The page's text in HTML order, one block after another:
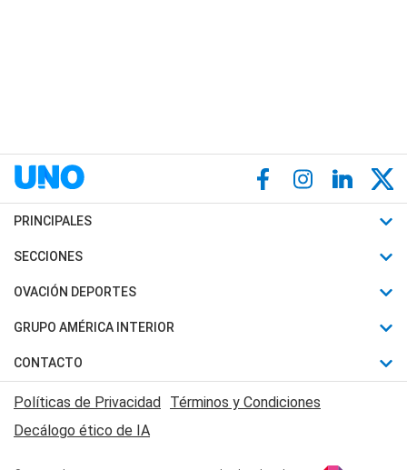
PRINCIPALES
Últimas Noticias
Política
Judiciales
Economia
SECCIONES
Horóscopo
Motores
Trucos caseros
Series y Películas
Edictos y Solicitadas
OVACIÓN DEPORTES
Fútbol
Mundial
Automovilismo
Rugby
GRUPO AMÉRICA INTERIOR
Canal 7 en Vivo
CONTACTO
Acerca de Nosotros
Contactanos
Políticas de Privacidad Términos y Condiciones
Decálogo ético de IA